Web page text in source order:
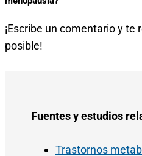
¡Escribe un comentario y
posible!
Fuentes y estudios
Trastornos